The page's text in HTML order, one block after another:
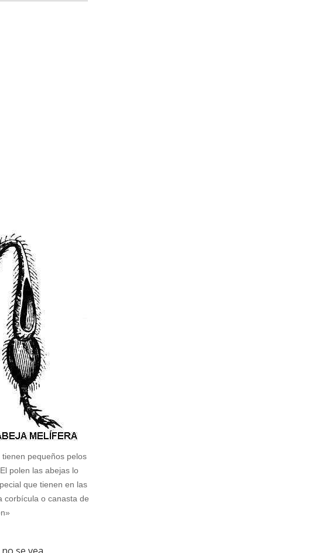
pequeños pelos
polen las abejas lo
que tienen en las
corbícula o canasta de